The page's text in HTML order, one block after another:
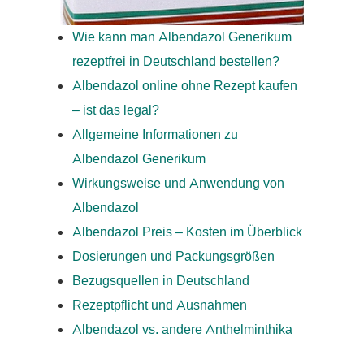
Wie kann man Albendazol Generikum
rezeptfrei in Deutschland bestellen?
Albendazol online ohne Rezept kaufen
– ist das legal?
Allgemeine Informationen zu
Albendazol Generikum
Wirkungsweise und Anwendung von
Albendazol
Albendazol Preis – Kosten im Überblick
Dosierungen und Packungsgrößen
Bezugsquellen in Deutschland
Rezeptpflicht und Ausnahmen
Albendazol vs. andere Anthelminthika